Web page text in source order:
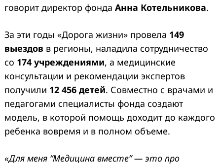
говорит директор фонда Анна Котельникова.
За эти годы «Дорога жизни» провела 149
выездов в регионы, наладила сотрудничество
со 174 учреждениями, а медицинские
консультации и рекомендации экспертов
получили 12 456 детей. Совместно с врачами и
педагогами специалисты фонда создают
модель, в которой помощь доходит до каждого
ребенка вовремя и в полном объеме.
«Для меня “Медицина вместе” — это про